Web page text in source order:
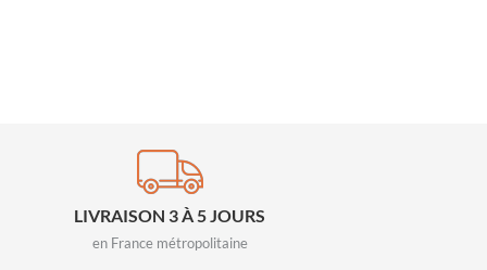
LIVRAISON 3 À 5 JOURS
en France métropolitaine